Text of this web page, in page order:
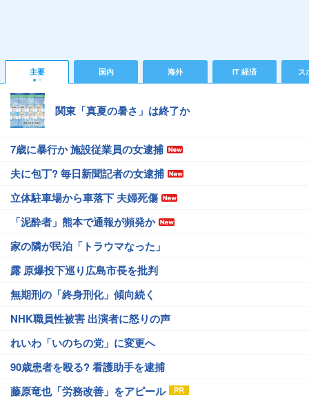
主要 国内 海外 IT 経済 ス
関東「真夏の暑さ」は終了か
7歳に暴行か 施設従業員の女逮捕
夫に包丁? 毎日新聞記者の女逮捕
立体駐車場から車落下 夫婦死傷
「泥酔者」熊本で通報が頻発か
家の隣が民泊「トラウマなった」
露 原爆投下巡り広島市長を批判
無期刑の「終身刑化」傾向続く
NHK職員性被害 出演者に怒りの声
れいわ「いのちの党」に変更へ
90歳患者を殴る? 看護助手を逮捕
藤原竜也「労務改善」をアピール